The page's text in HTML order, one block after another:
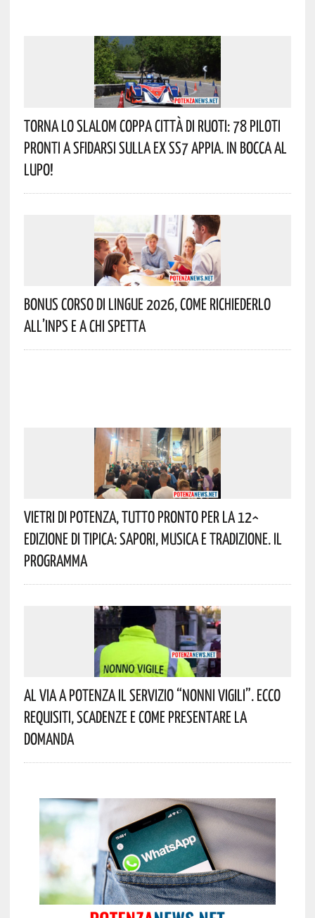
Torna Lo Slalom Coppa Città Di Ruoti: 78 Piloti
Pronti A Sfidarsi Sulla Ex SS7 Appia. In Bocca Al
Lupo!
Bonus Corso Di Lingue 2026, Come Richiederlo
All’INPS E A Chi Spetta
Vietri Di Potenza, Tutto Pronto Per La 12^
Edizione Di Tipica: Sapori, Musica E Tradizione. Il
Programma
Al Via A Potenza Il Servizio “Nonni Vigili”. Ecco
Requisiti, Scadenze E Come Presentare La
Domanda